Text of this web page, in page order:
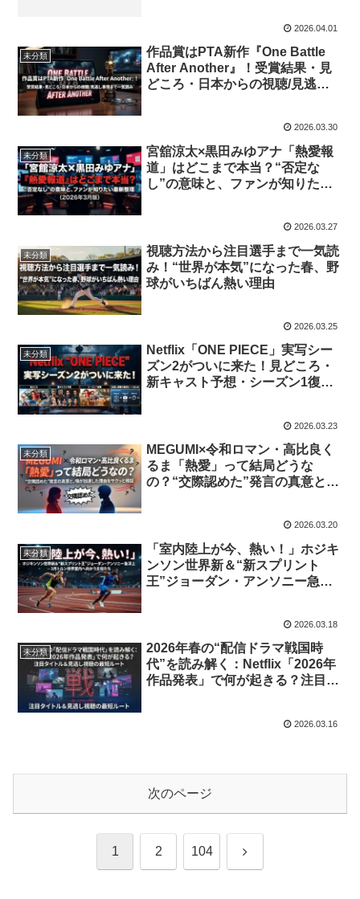
2026.04.01
未分類
作品賞はPTA新作『One Battle
After Another』！受賞結果・見
どころ・日本からの視聴/見逃し
2026.03.30
未分類
宮舘涼太×黒田みゆアナ「熱愛報
道」はどこまで本当？“否定な
し”の意味と、ファンが知りたい
2026.03.27
未分類
視聴方法から注目選手まで一気読
み！“世界が本気”になった春、野
球がいちばん熱い理由
2026.03.25
未分類
Netflix「ONE PIECE」実写シー
ズン2がついに来た！見どころ・
新キャスト予想・シーズン1復習
2026.03.23
未分類
MEGUMI×令和ロマン・高比良く
るま「熱愛」って結局どうな
の？“交際認めた”発言の真意と、
2026.03.20
未分類
「室内陸上が今、熱い！」ホジキ
ンソン世界新＆“新スプリント
王”ジョーダン・アンソニー急浮
2026.03.18
未分類
2026年春の“配信ドラマ戦国時
代”を読み解く：Netflix「2026年
作品発表」で何が起きる？注目タ
2026.03.16
次のページ
1 2 104 次